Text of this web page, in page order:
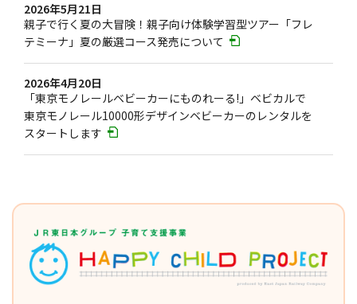
2026年5月21日
親子で行く夏の大冒険！親子向け体験学習型ツアー「フレ
テミーナ」夏の厳選コース発売について
2026年4月20日
「東京モノレールベビーカーにものれーる!」ベビカルで
東京モノレール10000形デザインベビーカーのレンタルを
スタートします